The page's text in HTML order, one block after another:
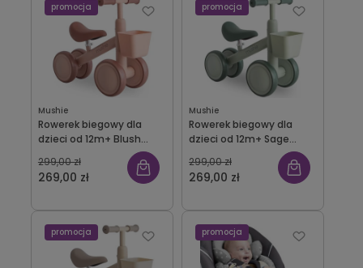
Mushie
Rowerek biegowy dla
dzieci od 12m+ Blush
269,00 zł
299,00 zł
promocja
Mushie
Rowerek biegowy dla
dzieci od 12m+ Sage
269,00 zł
299,00 zł
promocja
promocja promocja